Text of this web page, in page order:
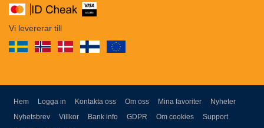
Vi levererar till
Hem Logga in Kontakta oss Om oss Mina favoriter Nyheter
Nyhetsbrev Villkor Bank info GDPR Om cookies Support